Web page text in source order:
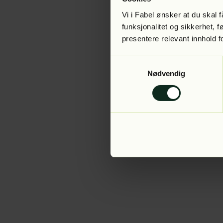
Vi i Fabel ønsker at du skal
funksjonalitet og sikkerhet,
presentere relevant innhold
Nødvendig
Application